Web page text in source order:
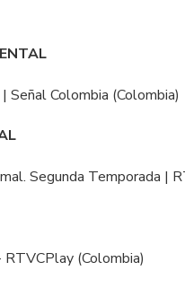
Señal Colombia (Colombia)
Segunda Temporada |
(Colombia)